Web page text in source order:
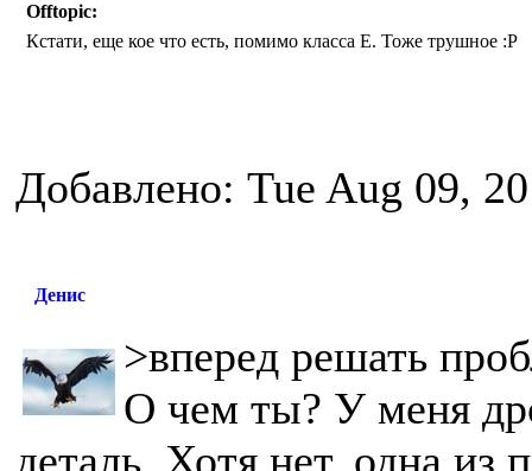
Offtopic:
Кстати, еще кое что есть, помимо класса Е. Тоже трушное :P
Добавлено: Tue Aug 09,
Денис
>вперед решать
О чем ты? У меня
деталь. Хотя нет, одна